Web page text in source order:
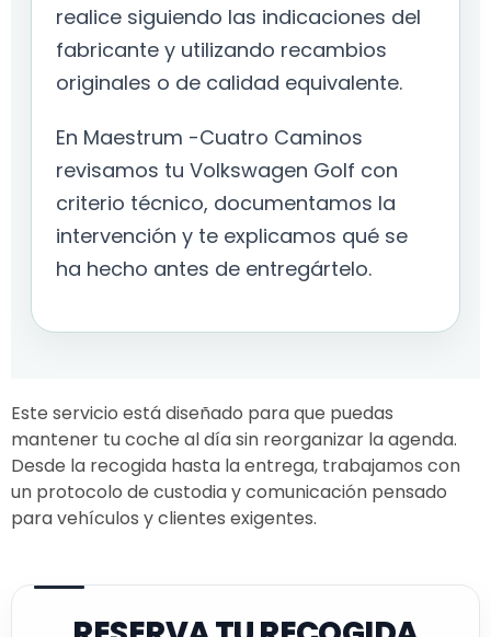
realice siguiendo las indicaciones del
fabricante y utilizando recambios
originales o de calidad equivalente.
En Maestrum -Cuatro Caminos
revisamos tu Volkswagen Golf con
criterio técnico, documentamos la
intervención y te explicamos qué se
ha hecho antes de entregártelo.
Este servicio está diseñado para que puedas
mantener tu coche al día sin reorganizar la agenda.
Desde la recogida hasta la entrega, trabajamos con
un protocolo de custodia y comunicación pensado
para vehículos y clientes exigentes.